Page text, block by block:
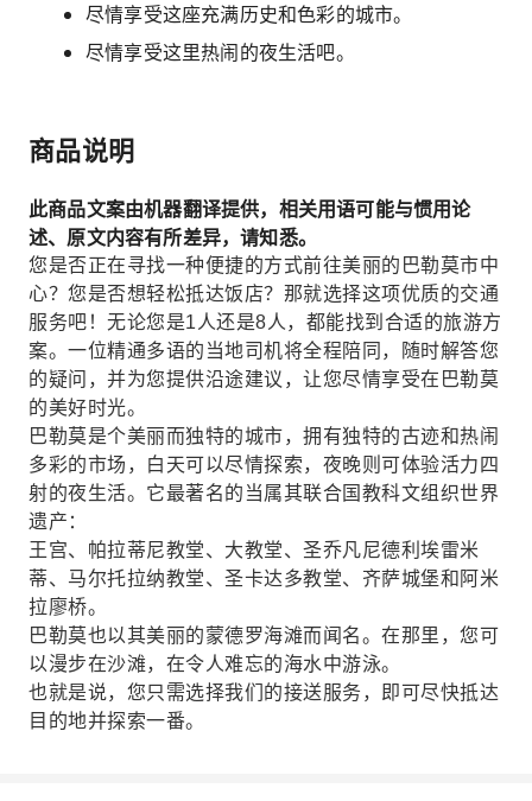
尽情享受这座充满历史和色彩的城市。
尽情享受这里热闹的夜生活吧。
商品说明
此商品文案由机器翻译提供，相关用语可能与惯用论
述、原文内容有所差异，请知悉。
您是否正在寻找一种便捷的方式前往美丽的巴勒莫市中
心？您是否想轻松抵达饭店？那就选择这项优质的交通
服务吧！无论您是1人还是8人，都能找到合适的旅游方
案。一位精通多语的当地司机将全程陪同，随时解答您
的疑问，并为您提供沿途建议，让您尽情享受在巴勒莫
的美好时光。
巴勒莫是个美丽而独特的城市，拥有独特的古迹和热闹
多彩的市场，白天可以尽情探索，夜晚则可体验活力四
射的夜生活。它最著名的当属其联合国教科文组织世界
遗产：
王宫、帕拉蒂尼教堂、大教堂、圣乔凡尼德利埃雷米
蒂、马尔托拉纳教堂、圣卡达多教堂、齐萨城堡和阿米
拉廖桥。
巴勒莫也以其美丽的蒙德罗海滩而闻名。在那里，您可
以漫步在沙滩，在令人难忘的海水中游泳。
也就是说，您只需选择我们的接送服务，即可尽快抵达
目的地并探索一番。